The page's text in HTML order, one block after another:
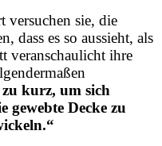
versuchen sie, die
dass es so aussieht, als
veranschaulicht ihre
kurz, um sich
gewebte Decke zu